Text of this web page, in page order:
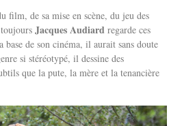
film, de sa mise en scène, du jeu des
toujoursJacques Audiard regarde ces
base de son cinéma, il aurait sans doute
si stéréotypé, il dessine des
que la pute, la mère et la tenancière